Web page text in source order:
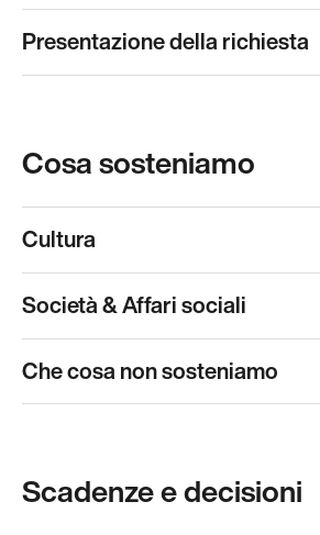
Presentazione della richiesta
Cosa sosteniamo
Cultura
Società & Affari sociali
Che cosa non sosteniamo
Scadenze e decisioni